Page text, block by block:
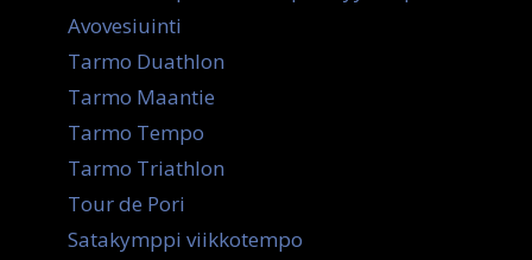
Avovesiuinti
Tarmo Duathlon
Tarmo Maantie
Tarmo Tempo
Tarmo Triathlon
Tour de Pori
Satakymppi viikkotempo